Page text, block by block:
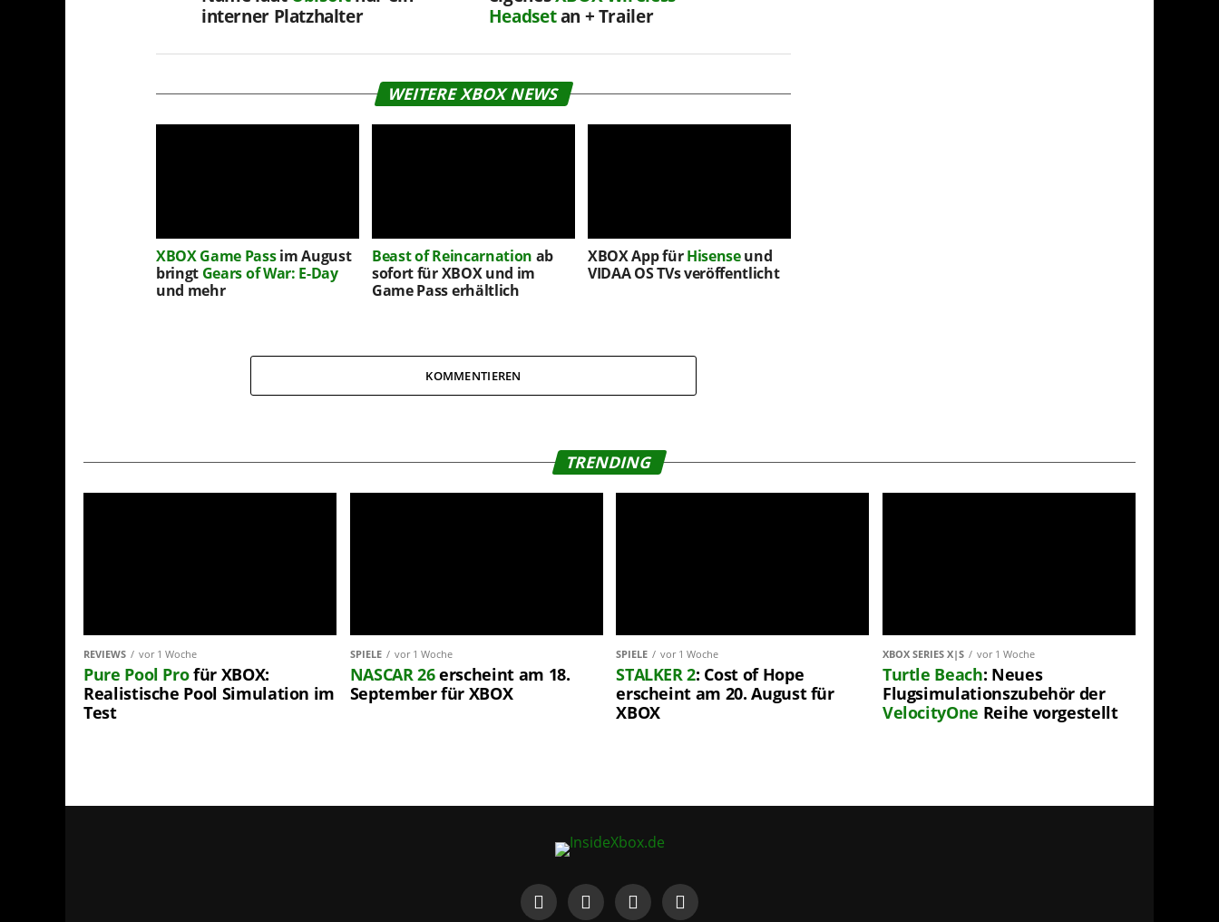
Headsetan + Trailer
interner Platzhalter
WEITERE XBOX NEWS
XBOX Game Passim August
bringt Gears of War: E-Day
und mehr
Beast of Reincarnation ab
sofort für XBOX und im
Game Pass erhältlich
XBOX App fürHisenseund
VIDAA OS TVs veröffentlicht
KOMMENTIEREN
TRENDING
REVIEWS vor 1 Woche
Pure Pool Profür XBOX:
Realistische Pool Simulation im
Test
SPIELE vor 1 Woche
NASCAR 26erscheint am 18.
September für XBOX
SPIELE vor 1 Woche
STALKER 2: Cost of Hope
erscheint am 20. August für
XBOX
XBOX SERIES X|S vor 1 Woche
Turtle Beach: Neues
Flugsimulationszubehör der
VelocityOne Reihe vorgestellt